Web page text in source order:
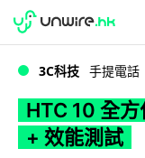
WWDC 2026
3C科技 手提電話
HTC 10 全
+ 效能測試